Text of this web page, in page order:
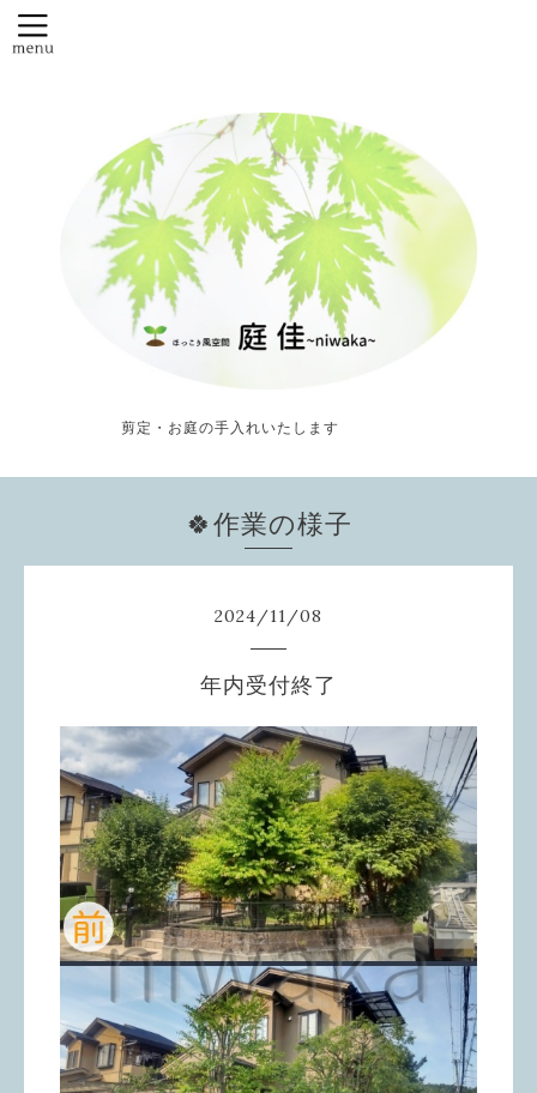
剪定・お庭の手入れいたします
🍀作業の様子
2024/11/08
年内受付終了